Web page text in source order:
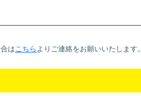
はこちら より ご連絡をお願いいたします。